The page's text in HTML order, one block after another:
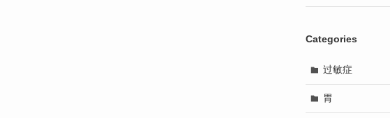
Categories
过敏症
胃